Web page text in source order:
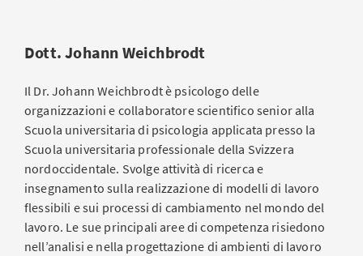
Dott. Johann Weichbrodt
Il Dr. Johann Weichbrodt è psicologo delle
organizzazioni e collaboratore scientifico senior alla
Scuola universitaria di psicologia applicata presso la
Scuola universitaria professionale della Svizzera
nordoccidentale. Svolge attività di ricerca e
insegnamento sulla realizzazione di modelli di lavoro
flessibili e sui processi di cambiamento nel mondo del
lavoro. Le sue principali aree di competenza risiedono
nell’analisi e nella progettazione di ambienti di lavoro